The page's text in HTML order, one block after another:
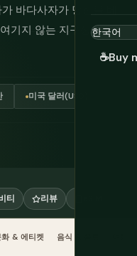
☕Buy
바다사자가 당신을 베
기지 않는 지구상 유일
미국 달러(USD)
티 리뷰
화 & 에티켓 음식 & 음료